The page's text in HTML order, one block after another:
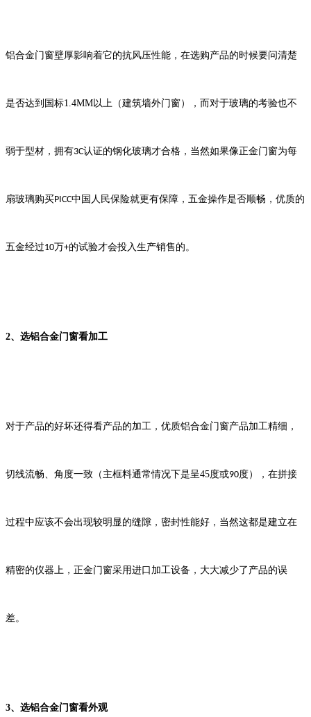
铝合金门窗壁厚影响着它的抗风压性能，在选购产品的时候要问清楚
是否达到国标1.4MM以上（建筑墙外门窗），而对于玻璃的考验也不
弱于型材，拥有3C认证的钢化玻璃才合格，当然如果像正金门窗为每
扇玻璃购买PICC中国人民保险就更有保障，五金操作是否顺畅，优质的
五金经过10万+的试验才会投入生产销售的。
2、选铝合金门窗看加工
对于产品的好坏还得看产品的加工，优质铝合金门窗产品加工精细，
切线流畅、角度一致（主框料通常情况下是呈45度或90度），在拼接
过程中应该不会出现较明显的缝隙，密封性能好， 当然这都是建立在
精密的仪器上，正金门窗采用进口加工设备，大大减少了产品的误
差。
3、选铝合金门窗看外观